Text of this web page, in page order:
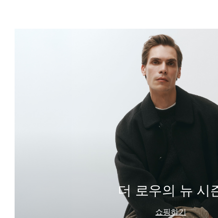
더 로우의 뉴 시
쇼핑하기